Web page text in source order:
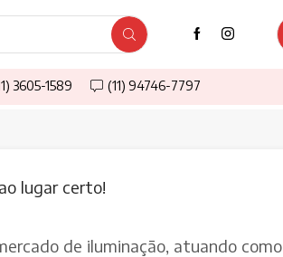
3605-1589 (11) 94746-7797
lugar certo!
de iluminação, atuando como